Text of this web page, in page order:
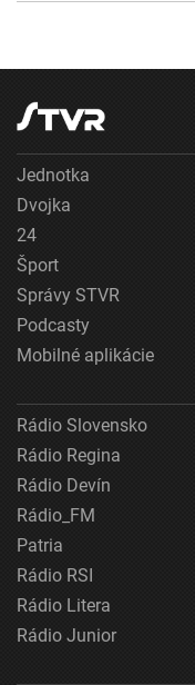
Jednotka
Dvojka
24
Šport
Správy STVR
Podcasty
Mobilné aplikácie
Rádio Slovensko
Rádio Regina
Rádio Devín
Rádio_FM
Patria
Rádio RSI
Rádio Litera
Rádio Junior